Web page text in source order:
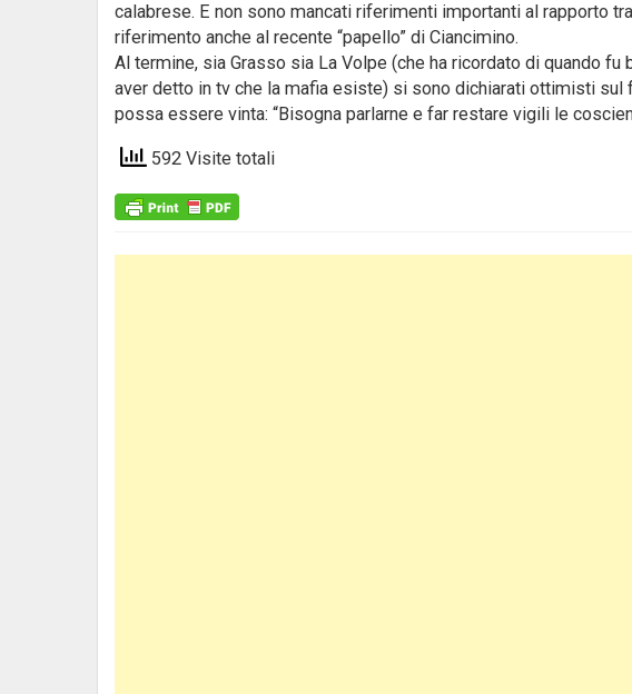
calabrese. E non sono mancati riferimenti importanti al rapporto
riferimento anche al recente “papello” di Ciancimino.
Al termine, sia Grasso sia La Volpe (che ha ricordato di quando
aver detto in tv che la mafia esiste) si sono dichiarati ottimisti
possa essere vinta: “Bisogna parlarne e far restare vigili le
592 Visite totali